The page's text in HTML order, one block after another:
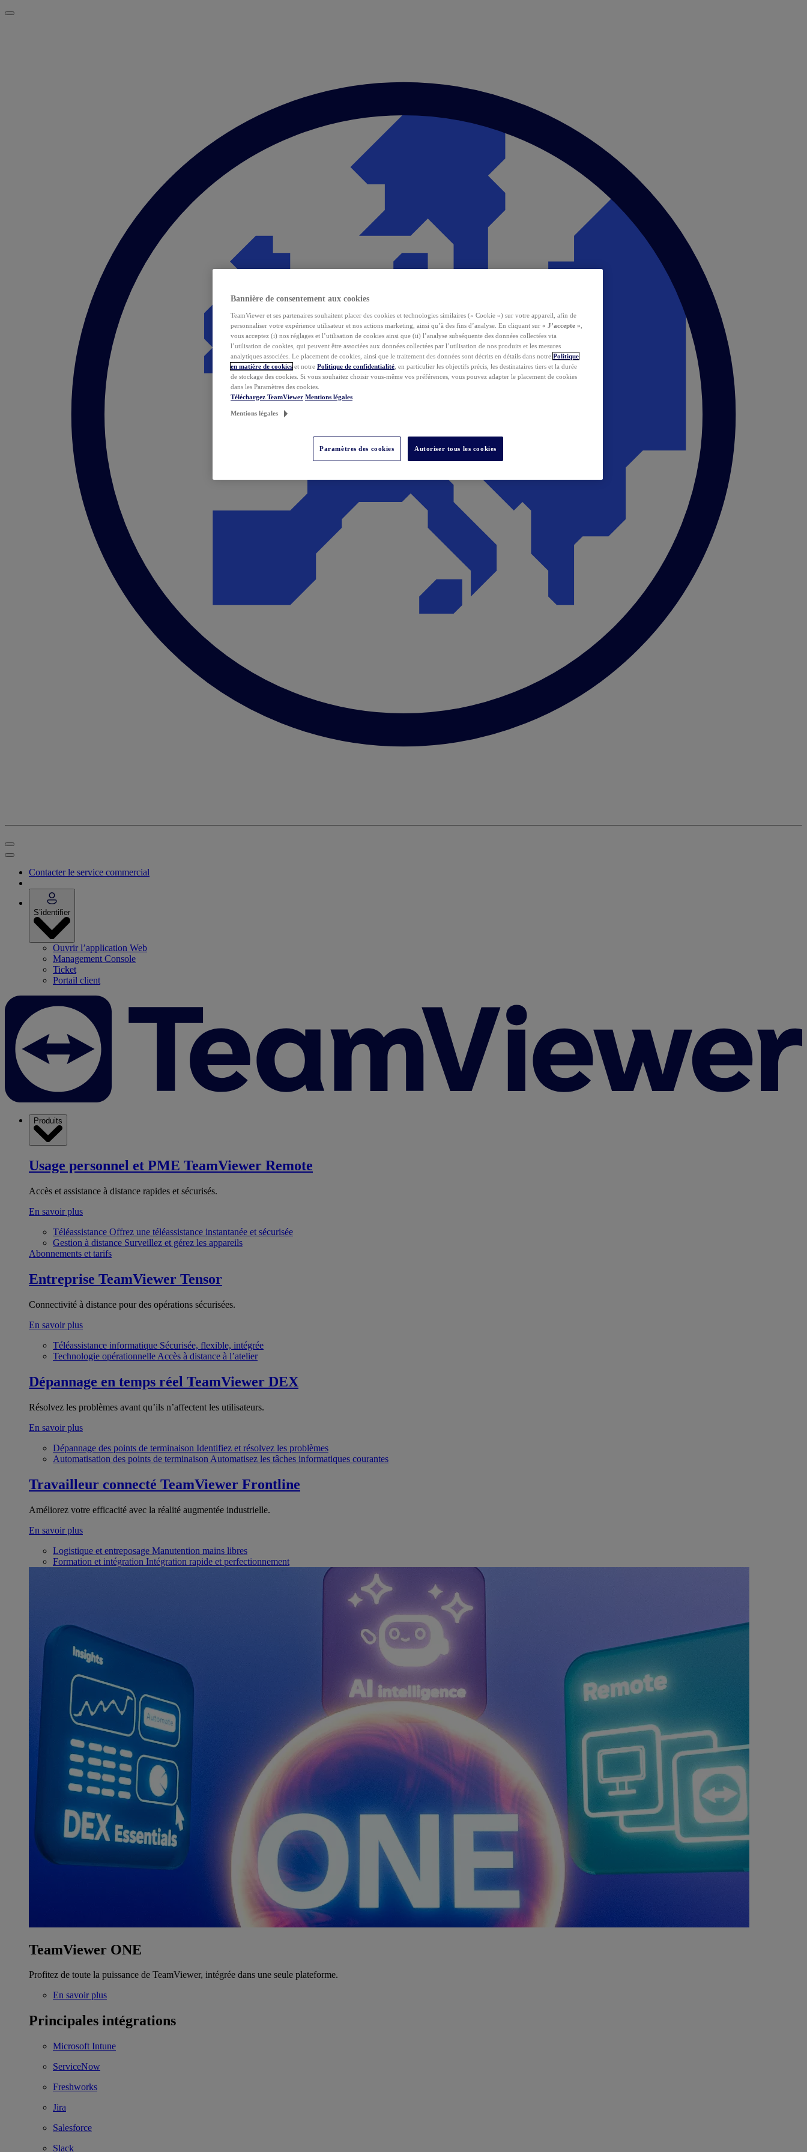
Contacter le service commercial
S’identifier
Ouvrir l’application Web
Management Console
Ticket
Portail client
Produits
Usage personnel et PME TeamViewer Remote
Accès et assistance à distance rapides et sécurisés.
En savoir plus
Téléassistance Offrez une téléassistance instantanée et sécurisée
Gestion à distance Surveillez et gérez les appareils
Abonnements et tarifs
Entreprise TeamViewer Tensor
Connectivité à distance pour des opérations sécurisées.
En savoir plus
Téléassistance informatique Sécurisée, flexible, intégrée
Technologie opérationnelle Accès à distance à l’atelier
Dépannage en temps réel TeamViewer DEX
Résolvez les problèmes avant qu’ils n’affectent les utilisateurs.
En savoir plus
Dépannage des points de terminaison Identifiez et résolvez les problèmes
Automatisation des points de terminaison Automatisez les tâches informatiques courantes
Travailleur connecté TeamViewer Frontline
Améliorez votre efficacité avec la réalité augmentée industrielle.
En savoir plus
Logistique et entreposage Manutention mains libres
Formation et intégration Intégration rapide et perfectionnement
TeamViewer ONE
Profitez de toute la puissance de TeamViewer, intégrée dans une seule plateforme.
En savoir plus
Principales intégrations
Microsoft Intune
ServiceNow
Freshworks
Jira
Salesforce
Slack
Bannière de consentement aux cookies
TeamViewer et ses partenaires souhaitent placer des cookies et technologies similaires (« Cookie ») sur votre appareil, afin de
personnaliser votre expérience utilisateur et nos actions marketing, ainsi qu’à des fins d’analyse. En cliquant sur « J’accepte »
vous acceptez (i) nos réglages et l’utilisation de cookies ainsi que (ii) l’analyse subséquente des données collectées via
l’utilisation de cookies, qui peuvent être associées aux données collectées par l’utilisation de nos produits et les mesures
analytiques associées. Le placement de cookies, ainsi que le traitement des données sont décrits en détails dans notre Politique
en matière de cookies et notre Politique de confidentialité , en particulier les objectifs précis, les destinataires tiers et la durée
de stockage des cookies. Si vous souhaitez choisir vous-même vos préférences, vous pouvez adapter le placement de cookies
dans les Paramètres des cookies.
Téléchargez TeamViewer Mentions légales
Mentions légales
Paramètres des cookies Autoriser tous les cookies